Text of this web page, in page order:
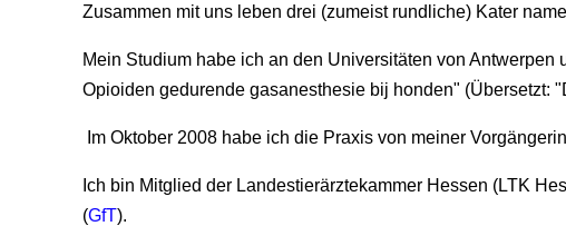
Zusammen mit uns leben drei (zumeist rundliche) Kater
Mein Studium habe ich an den Universitäten von
Opioiden gedurende gasanesthesie bij honden" (Übersetzt:
Im Oktober 2008 habe ich die Praxis von meiner
Ich bin Mitglied der Landestierärztekammer Hessen (LTK
(GfT).